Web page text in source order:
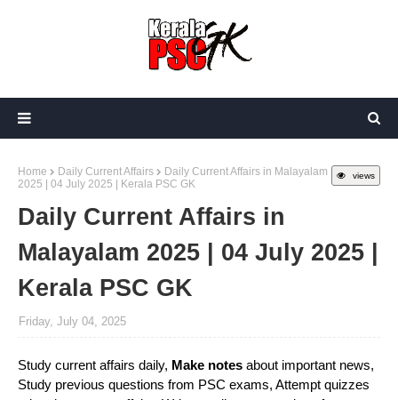
views
Home Daily Current Affairs
Daily Current Affairs in Malayalam
2025 | 04 July 2025 | Kerala PSC GK
Daily Current Affairs in
Malayalam 2025 | 04 July 2025 |
Kerala PSC GK
Friday, July 04, 2025
Study current affairs daily, Make notes about important news,
Study previous questions from PSC exams, Attempt quizzes